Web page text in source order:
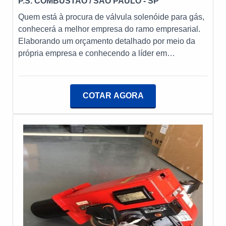
suficiente para atender todas as demandas. Tudo
isso, somado a uma equipe com colaboradores
proativos e profissionais com vasta experiência na
área, garante o sucesso de cada cliente de ponta a
ponta. Aproveite a visita para acessar o site e saber
Quem está à procura de válvula solenóide para gás,
conhecerá a melhor empresa do ramo empresarial.
Elaborando um orçamento detalhado por meio da
própria empresa e conhecendo a líder em
sempre ser adquirido com empresas especializadas
evitar prejuízos com substituições frequentes de
peças defeituosas. Assim, é possível poupar gastos
desnecessários.MAIS DETALHES SOBRE
VÁLVULA SOLENÓIDE PARA GÁSQuem quer
achar válvula solenóide em uma empresa inovadora,
depara com a PS Combustão. Uma empresa com
alto know-how em queimadores industriais e
programadores de chamas, disponibilizando tudo
que há de mais atual para garantir a qualidade final
para cada cliente.Ainda focando na qualidade em
COTAR AGORA